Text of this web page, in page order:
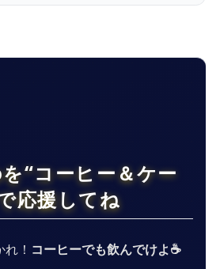
“コーヒー＆ケー
応援してね
！ コーヒーでも飲んでけよ☕